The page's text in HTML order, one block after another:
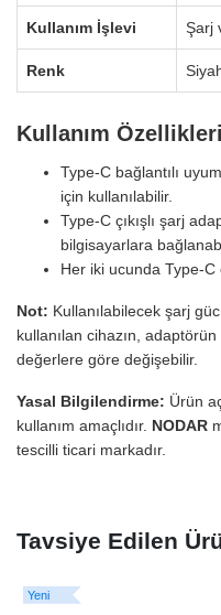
Kullanım İşlevi Şarj
Renk
Kullanım Özellikleri
Type-C bağlantılı
için kullanılabilir.
Type-C çıkışlı şarj
bilgisayarlara
Her iki ucunda Type-C
Not: Kullanılabilecek şarj
kullanılan cihazın,
değerlere göre değişebilir.
Yasal Bilgilendirme: Ürün
kullanım amaçlıdır. NODAR
tescilli ticari markadır.
Tavsiye Edilen
Yeni